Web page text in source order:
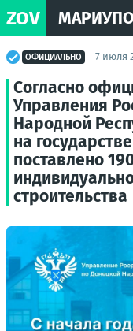
ZOV
ОФИЦИАЛЬНО 7 июля
Согласно
Управления
Народной
на
поставлено
строительства